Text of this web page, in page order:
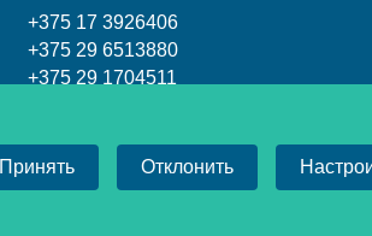
+375 17 3926406
+375 29 6513880
+375 29 1704511
+375 17 3009393
+375 29 1309393
Принять Отклонить